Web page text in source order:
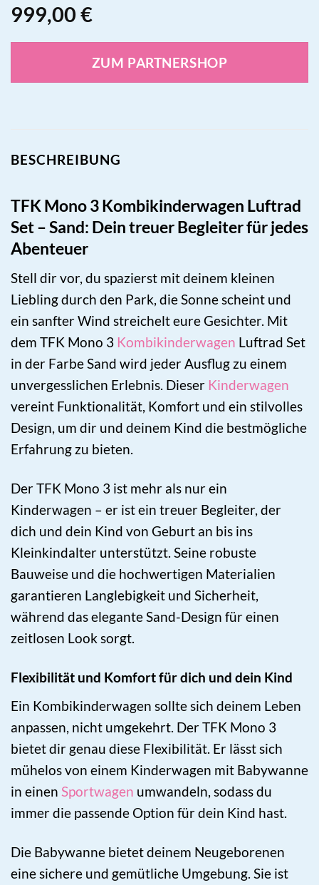
999,00 €
ZUM PARTNERSHOP
BESCHREIBUNG
TFK Mono 3 Kombikinderwagen Luftrad
Set – Sand: Dein treuer Begleiter für jedes
Abenteuer
Stell dir vor, du spazierst mit deinem kleinen
Liebling durch den Park, die Sonne scheint und
ein sanfter Wind streichelt eure Gesichter. Mit
dem TFK Mono 3 Kombikinderwagen Luftrad Set
in der Farbe Sand wird jeder Ausflug zu einem
unvergesslichen Erlebnis. Dieser Kinderwagen
vereint Funktionalität, Komfort und ein stilvolles
Design, um dir und deinem Kind die bestmögliche
Erfahrung zu bieten.
Der TFK Mono 3 ist mehr als nur ein
Kinderwagen – er ist ein treuer Begleiter, der
dich und dein Kind von Geburt an bis ins
Kleinkindalter unterstützt. Seine robuste
Bauweise und die hochwertigen Materialien
garantieren Langlebigkeit und Sicherheit,
während das elegante Sand-Design für einen
zeitlosen Look sorgt.
Flexibilität und Komfort für dich und dein Kind
Ein Kombikinderwagen sollte sich deinem Leben
anpassen, nicht umgekehrt. Der TFK Mono 3
bietet dir genau diese Flexibilität. Er lässt sich
mühelos von einem Kinderwagen mit Babywanne
in einen Sportwagen umwandeln, sodass du
immer die passende Option für dein Kind hast.
Die Babywanne bietet deinem Neugeborenen
eine sichere und gemütliche Umgebung. Sie ist